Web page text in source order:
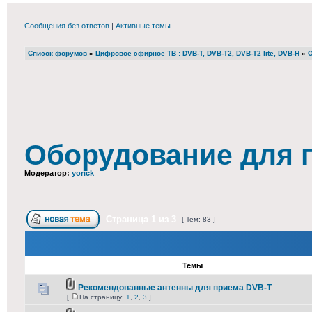
Сообщения без ответов | Активные темы
Список форумов » Цифровое эфирное ТВ : DVB-T, DVB-T2, DVB-T2 lite, DVB-H »
Оборудование для
Модератор: yorick
[ Тем: 83 ]
Темы
Рекомендованные антенны для приема DVB-T
[ На страницу: 1 2 3 ]